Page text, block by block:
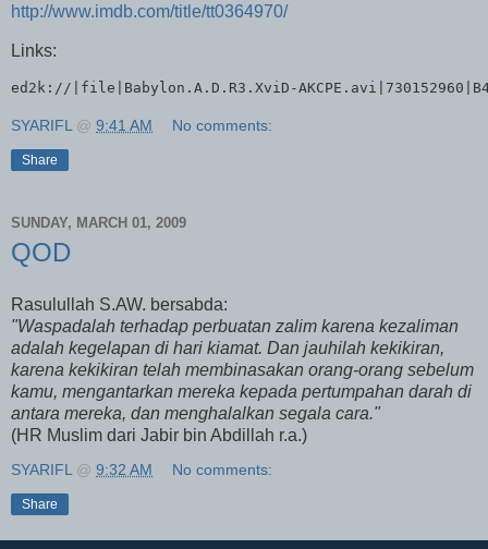
http://www.imdb.com/title/tt0364970/
Links:
ed2k://|file|Babylon.A.D.R3.XviD-
SYARIFL @ 9:41 AM No comments:
Share
SUNDAY, MARCH 01, 2009
QOD
Rasulullah S.AW. bersabda:
"Waspadalah terhadap perbuatan zalim karena kezaliman
adalah kegelapan di hari kiamat. Dan jauhilah kekikiran,
karena kekikiran telah membinasakan orang-orang sebelum
kamu, mengantarkan mereka kepada pertumpahan darah di
antara mereka, dan menghalalkan segala cara."
(HR Muslim dari Jabir bin Abdillah r.a.)
SYARIFL @ 9:32 AM No comments:
Share